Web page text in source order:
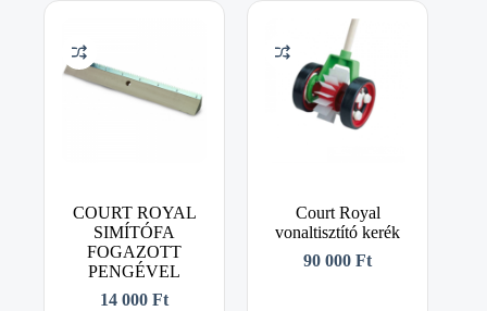
COURT ROYAL
SIMÍTÓFA
FOGAZOTT
PENGÉVEL
14 000Ft
Court Royal
vonaltisztító kerék
90 000Ft